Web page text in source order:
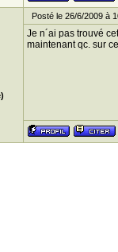
Posté le 26/6/2009 à
Je n´ai pas trouvé
maintenant qc. sur